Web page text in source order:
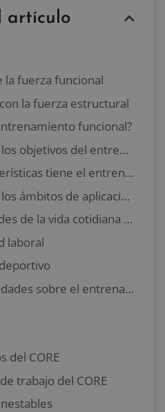
artículo
la fuerza funcional
la fuerza estructural
funcional?
¿Cuáles son los objetivos del entrenamiento funcional?
¿Qué características tiene el entrenamiento funcional?
¿Cuáles son los ámbitos de aplicación del entrenamiento funcional?
Actividades de la vida cotidiana consideradas funcionales
laboral
Mitos y realidades sobre el entrenamiento funcional
del CORE
trabajo del CORE